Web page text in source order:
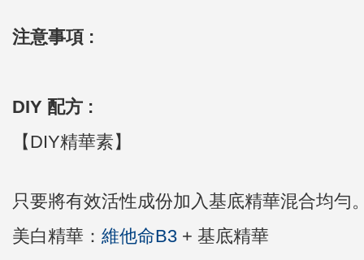
注意事項 :
DIY 配方 :
【DIY精華素】
只要將有效活性成份加入基底精華混合均勻。
美白精華： 維他命B3 + 基底精華